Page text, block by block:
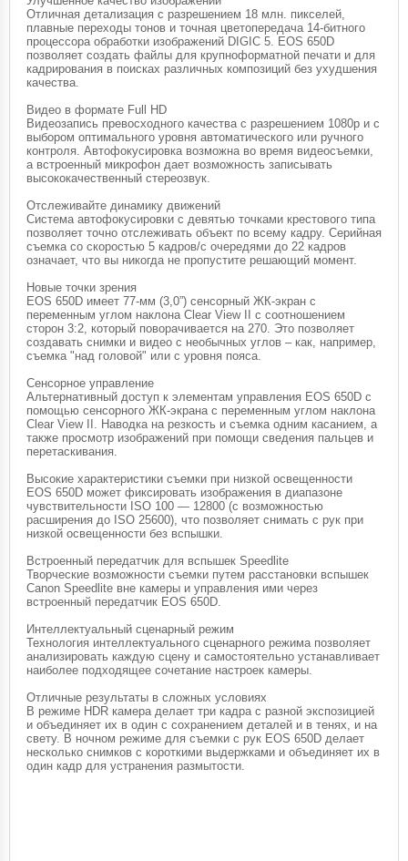
Отличная детализация с разрешением 18 млн. пикселей,
плавные переходы тонов и точная цветопередача 14-битного
процессора обработки изображений DIGIC 5. EOS 650D
позволяет создать файлы для крупноформатной печати и для
кадрирования в поисках различных композиций без ухудшения
качества.
Видео в формате Full HD
Видеозапись превосходного качества с разрешением 1080p и с
выбором оптимального уровня автоматического или ручного
контроля. Автофокусировка возможна во время видеосъемки,
а встроенный микрофон дает возможность записывать
высококачественный стереозвук.
Отслеживайте динамику движений
Система автофокусировки с девятью точками крестового типа
позволяет точно отслеживать объект по всему кадру. Серийная
съемка со скоростью 5 кадров/с очередями до 22 кадров
означает, что вы никогда не пропустите решающий момент.
Новые точки зрения
EOS 650D имеет 77-мм (3,0”) сенсорный ЖК-экран с
переменным углом наклона Clear View II с соотношением
сторон 3:2, который поворачивается на 270. Это позволяет
создавать снимки и видео с необычных углов – как, например,
съемка "над головой" или с уровня пояса.
Сенсорное управление
Альтернативный доступ к элементам управления EOS 650D с
помощью сенсорного ЖК-экрана с переменным углом наклона
Clear View II. Наводка на резкость и съемка одним касанием, а
также просмотр изображений при помощи сведения пальцев и
перетаскивания.
Высокие характеристики съемки при низкой освещенности
EOS 650D может фиксировать изображения в диапазоне
чувствительности ISO 100 — 12800 (с возможностью
расширения до ISO 25600), что позволяет снимать с рук при
низкой освещенности без вспышки.
Встроенный передатчик для вспышек Speedlite
Творческие возможности съемки путем расстановки вспышек
Canon Speedlite вне камеры и управления ими через
встроенный передатчик EOS 650D.
Интеллектуальный сценарный режим
Технология интеллектуального сценарного режима позволяет
анализировать каждую сцену и самостоятельно устанавливает
наиболее подходящее сочетание настроек камеры.
Отличные результаты в сложных условиях
В режиме HDR камера делает три кадра с разной экспозицией
и объединяет их в один с сохранением деталей и в тенях, и на
свету. В ночном режиме для съемки с рук EOS 650D делает
несколько снимков с короткими выдержками и объединяет их в
один кадр для устранения размытости.